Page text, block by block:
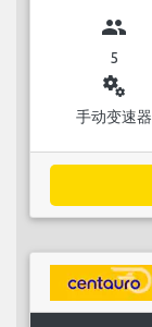
group
5
miscellaneous_services
手动变速器